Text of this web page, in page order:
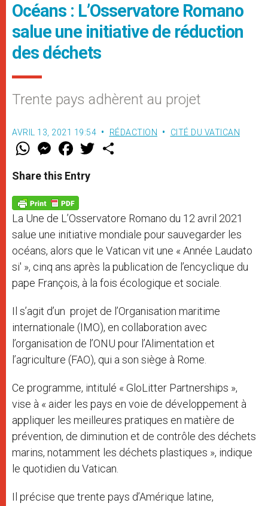
Océans : L’Osservatore Romano
salue une initiative de réduction
des déchets
Trente pays adhèrent au projet
AVRIL 13, 2021 19:54 RÉDACTION CITÉ DU VATICAN
W
t
s
p
p
M
e
s
e
g
e
r
F
a
e
b
o
k
w
Share this Entry
La Une de L’Osservatore Romano du 12 avril 2021
salue une initiative mondiale pour sauvegarder les
océans, alors que le Vatican vit une « Année Laudato
si' », cinq ans après la publication de l’encyclique du
pape François, à la fois écologique et sociale.
Il s’agit d’un projet de l’Organisation maritime
internationale (IMO), en collaboration avec
l’organisation de l’ONU pour l’Alimentation et
l’agriculture (FAO), qui a son siège à Rome.
Ce programme, intitulé « GloLitter Partnerships »,
vise à « aider les pays en voie de développement à
appliquer les meilleures pratiques en matière de
prévention, de diminution et de contrôle des déchets
marins, notamment les déchets plastiques », indique
le quotidien du Vatican.
Il précise que trente pays d’Amérique latine,